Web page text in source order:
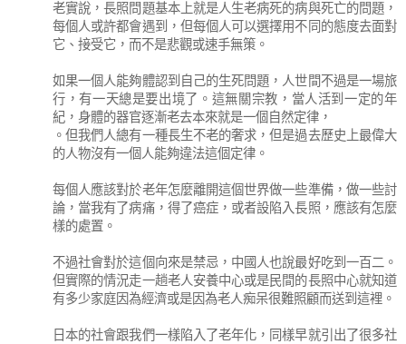
老實說，長照問題基本上就是人生老病死的病與死亡的問題，
每個人或許都會遇到，但每個人可以選擇用不同的態度去面對
它、接受它，而不是悲觀或速手無策。
如果一個人能夠體認到自己的生死問題，人世間不過是一場旅
行，有一天總是要出境了。這無關宗教，當人活到一定的年
紀，身體的器官逐漸老去本來就是一個自然定律，
。但我們人總有一種長生不老的奢求，但是過去歷史上最偉大
的人物沒有一個人能夠違法這個定律。
每個人應該對於老年怎麼離開這個世界做一些準備，做一些討
論，當我有了病痛，得了癌症，或者設陷入長照，應該有怎麼
樣的處置。
不過社會對於這個向來是禁忌，中國人也說最好吃到一百二。
但實際的情況走一趟老人安養中心或是民間的長照中心就知道
有多少家庭因為經濟或是因為老人痴呆很難照顧而送到這裡。
日本的社會跟我們一樣陷入了老年化，同樣早就引出了很多社